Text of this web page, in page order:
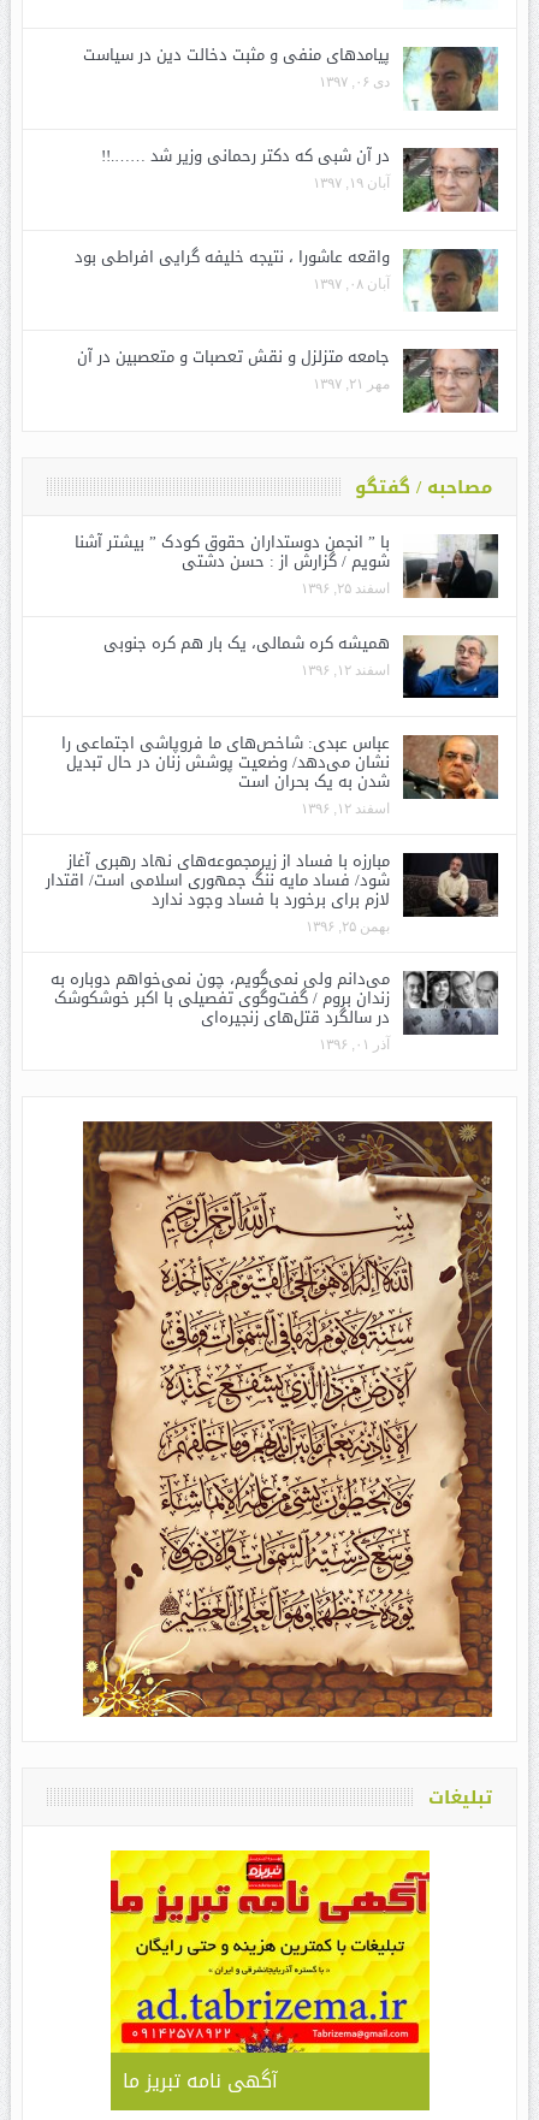
پیامدهای منفی و مثبت دخالت دین در سیاست
دی ۰۶, ۱۳۹۷
در آن شبی که دکتر رحمانی وزیر شد …….!!
آبان ۱۹, ۱۳۹۷
واقعه عاشورا ، نتیجه خلیفه گرایی افراطی بود
آبان ۰۸, ۱۳۹۷
جامعه متزلزل و نقش تعصبات و متعصبین در آن
مهر ۲۱, ۱۳۹۷
مصاحبه / گفتگو
با ” انجمن دوستداران حقوق کودک ” بیشتر آشنا
شویم / گزارش از : حسن دشتی
اسفند ۲۵, ۱۳۹۶
همیشه کره شمالی، یک بار هم کره جنوبی
اسفند ۱۲, ۱۳۹۶
عباس عبدی: شاخص‌های ما فروپاشی اجتماعی را
نشان می‌دهد/ وضعیت پوشش زنان در حال تبدیل
شدن به یک بحران است
اسفند ۱۲, ۱۳۹۶
مبارزه با فساد از زیرمجموعه‌های نهاد رهبری آغاز
شود/ فساد مایه ننگ جمهوری اسلامی است/ اقتدار
لازم برای برخورد با فساد وجود ندارد
بهمن ۲۵, ۱۳۹۶
می‌دانم ولی نمی‌گویم، چون نمی‌خواهم دوباره به
زندان بروم / گفت‌وگوی تفصیلی با اکبر خوشکوشک
در سالگرد قتل‌های زنجیره‌ای
آذر ۰۱, ۱۳۹۶
تبلیغات
آگهی نامه تبریز ما